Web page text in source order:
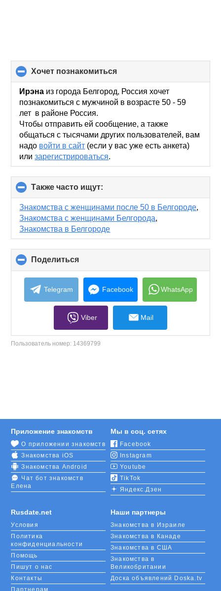
хочет познакомиться
to
collapse
contents
Ирэна из города Белгород, Россия хочет
познакомиться с мужчиной в возрасте 50 - 59
лет в районе Россия.
Чтобы отправить ей сообщение, а также
общаться с тысячами других пользователей, вам
надо войти в сайт (если у вас уже есть анкета)
илизарегистрироваться.
Также часто ищут:
to
collapse
contents
Знакомства с женщинами после 50 в Белгороде,
Знакомства с женщинами Белгорода,
Знакомства в Белгороде
Поделиться
to
collapse
contents
Telegram Facebook WhatsApp
Viber Mail
Пользователь номер: 14369799
Rusdate.net
Условия
Политика
конфиденциальности
Помощь
Пишут о нас
Контакты
Партнерам
Приложение знакомств
О приложении знакомств
Знакомства iOS
Знакомства Android
Чат бот знакомств
Елена
Мы в соц. сетях
Facebook
Instagram
Youtube
TikTok
Яндекс.Дзен
Наши партнеры
Знакомства в Израиле
Знакомства в Канаде
Знакомства в США
Знакомства в
Великобритании
Доска объявлений Doska.tv